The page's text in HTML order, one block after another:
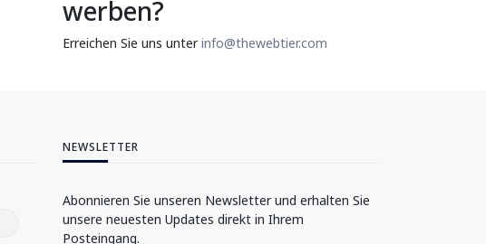
werben?
Erreichen Sie uns unterinfo@thewebtier.com
NEWSLETTER
Abonnieren Sie unseren Newsletter und erhalten Sie
unsere neuesten Updates direkt in Ihrem
Posteingang.